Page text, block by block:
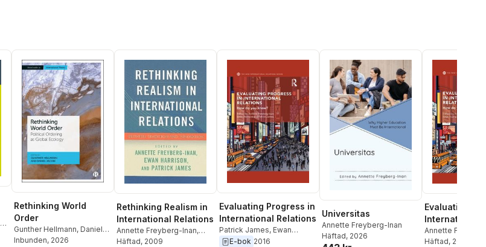
Rethinking World
Order
Gunther Hellmann, Daniel
Jacobi
Inbunden, 2026
Rethinking Realism in
International Relations
Annette Freyberg-Inan,
Ewan Harrison
Häftad, 2009
Evaluating Progress in
International Relations
Patrick James, Ewan
Harrison, Annette
E-bok 2016
Universitas
Annette Freyberg-Inan
Häftad, 2026
Evaluating
International
Annette
Ewan Harrison
Häftad, 2020